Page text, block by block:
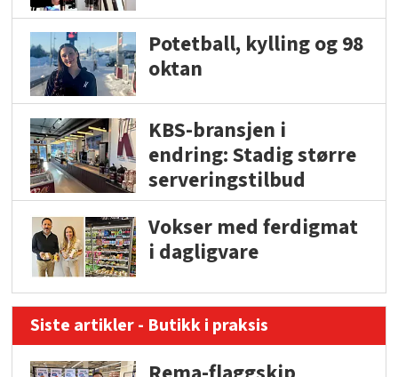
Potetball, kylling og 98
oktan
KBS-bransjen i
endring: Stadig større
serveringstilbud
Vokser med ferdigmat
i dagligvare
Siste artikler - Butikk i praksis